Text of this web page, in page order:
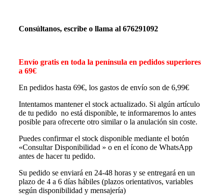
Consúltanos, escribe o llama al 676291092
Envío gratis en toda la península en pedidos superiores
a 69€
En pedidos hasta 69€, los gastos de envío son de 6,99€
Intentamos mantener el stock actualizado. Si algún artículo
de tu pedido no está disponible, te informaremos lo antes
posible para ofrecerte otro similar o la anulación sin coste.
Puedes confirmar el stock disponible mediante el botón
«Consultar Disponibilidad » o en el ícono de WhatsApp
antes de hacer tu pedido.
Su pedido se enviará en 24-48 horas y se entregará en un
plazo de 4 a 6 días hábiles (plazos orientativos, variables
según disponibilidad y mensajería)